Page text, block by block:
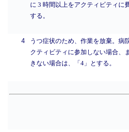
に 3 時間以上をアクティビティに
する。
4
うつ症状のため、作業を放棄。病
クティビティに参加しない場合、
きない場合は、「4」とする。